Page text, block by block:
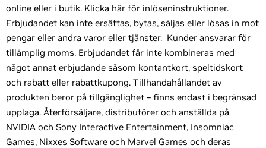
online eller i butik. Klicka här för inlöseninstruktioner.
Erbjudandet kan inte ersättas, bytas, säljas eller lösas in mot
pengar eller andra varor eller tjänster. Kunder ansvarar för
tillämplig moms. Erbjudandet får inte kombineras med
något annat erbjudande såsom kontantkort, speltidskort
och rabatt eller rabattkupong. Tillhandahållandet av
produkten beror på tillgänglighet – finns endast i begränsad
upplaga. Återförsäljare, distributörer och anställda på
NVIDIA och Sony Interactive Entertainment, Insomniac
Games, Nixxes Software och Marvel Games och deras